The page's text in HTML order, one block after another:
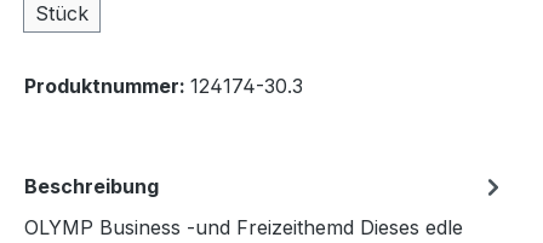
Stück
Produktnummer: 124174-30.3
Beschreibung
OLYMP Business -und Freizeithemd Dieses edle